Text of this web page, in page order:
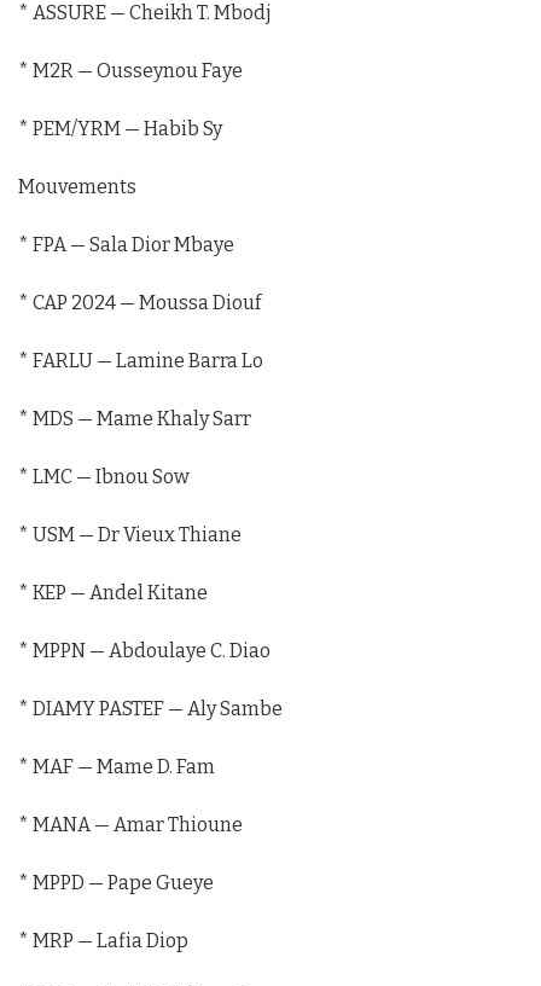
* ASSURE — Cheikh T. Mbodj
* M2R — Ousseynou Faye
* PEM/YRM — Habib Sy
Mouvements
* FPA — Sala Dior Mbaye
* CAP 2024 — Moussa Diouf
* FARLU — Lamine Barra Lo
* MDS — Mame Khaly Sarr
* LMC — Ibnou Sow
* USM — Dr Vieux Thiane
* KEP — Andel Kitane
* MPPN — Abdoulaye C. Diao
* DIAMY PASTEF — Aly Sambe
* MAF — Mame D. Fam
* MANA — Amar Thioune
* MPPD — Pape Gueye
* MRP — Lafia Diop